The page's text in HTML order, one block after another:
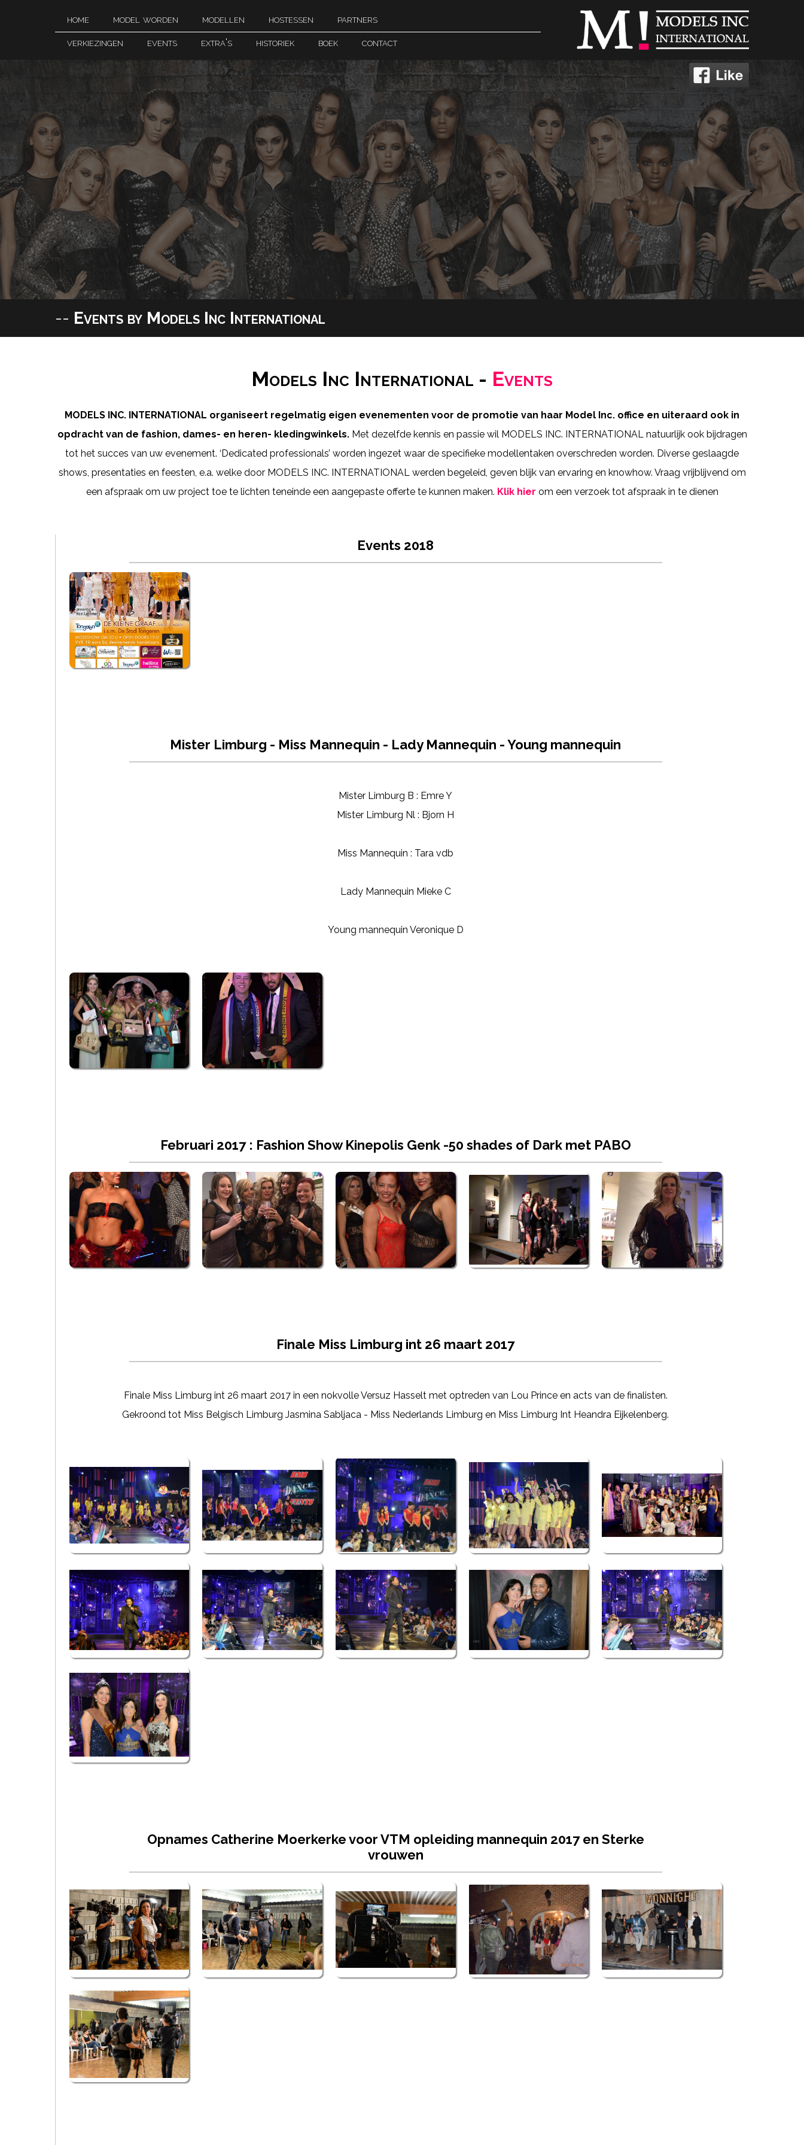
home model worden modellen hostessen
partners
verkiezingen
events extra's historiek boek contact
-- Events by Models Inc International
Models Inc International - Events
MODELS INC. INTERNATIONAL organiseert regelmatig eigen evenementen voor de promotie van haar Model Inc. office en uiteraard ook in
opdracht van de fashion, dames- en heren- kledingwinkels.Met dezelfde kennis en passie wil MODELS INC. INTERNATIONAL natuurlijk ook bijdragen
tot het succes van uw evenement. ‘Dedicated professionals’ worden ingezet waar de specifieke modellentaken overschreden worden. Diverse geslaagde
shows, presentaties en feesten, e.a. welke door MODELS INC. INTERNATIONAL werden begeleid, geven blijk van ervaring en knowhow. Vraag vrijblijvend om
een afspraak om uw project toe te lichten teneinde een aangepaste offerte te kunnen maken. Klik hier om een verzoek tot afspraak in te dienen
Events 2018
Mister Limburg - Miss Mannequin - Lady Mannequin - Young mannequin
Mister Limburg B : Emre Y
Mister Limburg Nl : Bjorn H
Miss Mannequin : Tara vdb
Lady Mannequin Mieke C
Young mannequin Veronique D
Februari 2017 : Fashion Show Kinepolis Genk -50 shades of Dark met PABO
Finale Miss Limburg int 26 maart 2017
Finale Miss Limburg int 26 maart 2017 in een nokvolle Versuz Hasselt met optreden van Lou Prince en acts van de finalisten.
Gekroond tot Miss Belgisch Limburg Jasmina Sabljaca - Miss Nederlands Limburg en Miss Limburg Int Heandra Eijkelenberg.
Opnames Catherine Moerkerke voor VTM opleiding mannequin 2017 en Sterke
vrouwen